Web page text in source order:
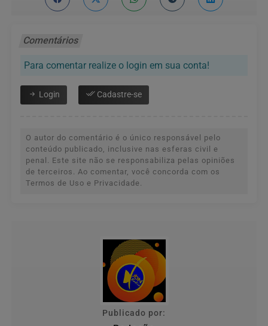
Comentários
Para comentar realize o login em sua conta!
Login Cadastre-se
O autor do comentário é o único responsável pelo
conteúdo publicado, inclusive nas esferas civil e
penal. Este site não se responsabiliza pelas opiniões
de terceiros. Ao comentar, você concorda com os
Termos de Uso e Privacidade.
Publicado por: